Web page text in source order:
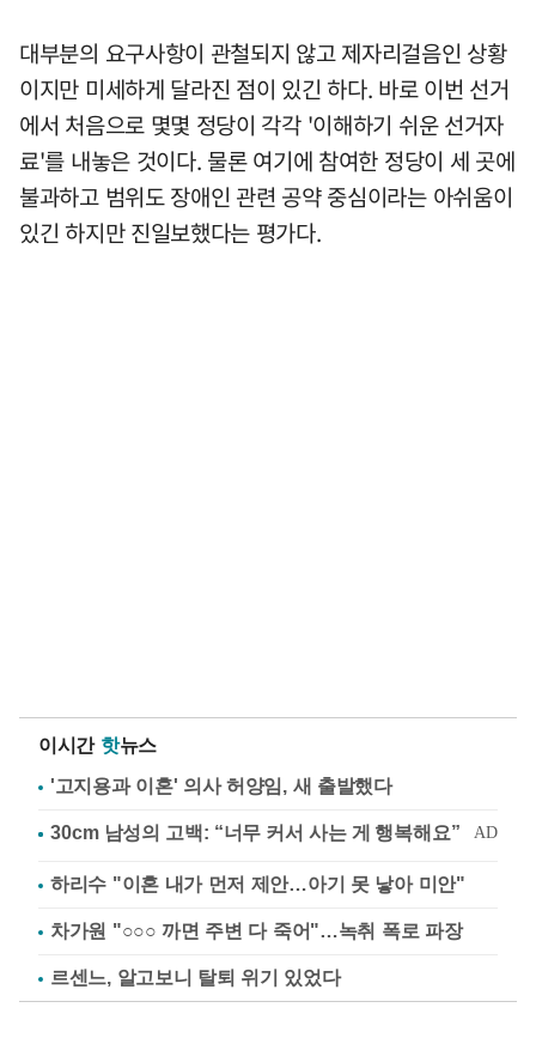
대부분의 요구사항이 관철되지 않고 제자리걸음인 상황
이지만 미세하게 달라진 점이 있긴 하다. 바로 이번 선거
에서 처음으로 몇몇 정당이 각각 '이해하기 쉬운 선거자
료'를 내놓은 것이다. 물론 여기에 참여한 정당이 세 곳에
불과하고 범위도 장애인 관련 공약 중심이라는 아쉬움이
있긴 하지만 진일보했다는 평가다.
이시간 핫뉴스
'고지용과 이혼' 의사 허양임, 새 출발했다
하리수 "이혼 내가 먼저 제안…아기 못 낳아 미안"
차가원 "○○○ 까면 주변 다 죽어"…녹취 폭로 파장
르센느, 알고보니 탈퇴 위기 있었다